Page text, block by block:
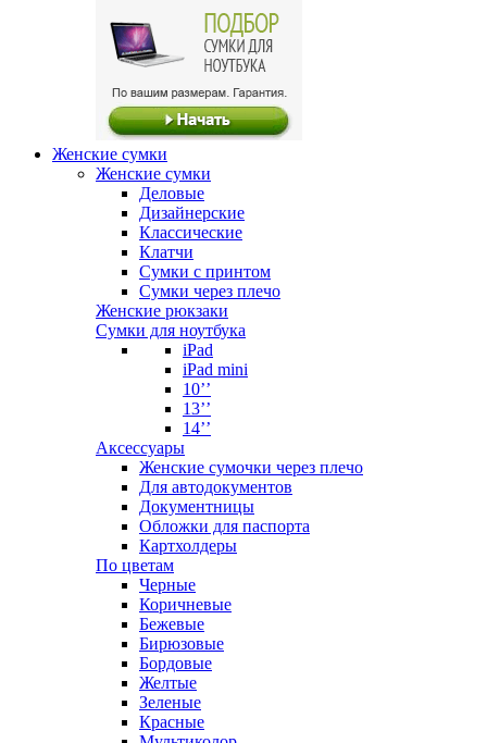
Женские сумки
Женские сумки
Деловые
Дизайнерские
Классические
Клатчи
Сумки с принтом
Сумки через плечо
Женские рюкзаки
Сумки для ноутбука
iPad
iPad mini
10’’
13’’
14’’
Аксессуары
Женские сумочки через плечо
Для автодокументов
Документницы
Обложки для паспорта
Картхолдеры
По цветам
Черные
Коричневые
Бежевые
Бирюзовые
Бордовые
Желтые
Зеленые
Красные